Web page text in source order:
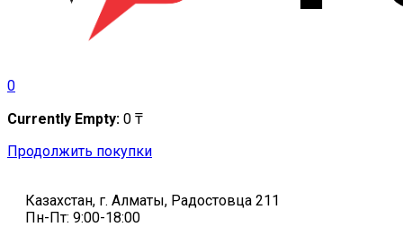
0
Currently Empty: 0 ₸
Продолжить покупки
Казахстан, г. Алматы, Радостовца 211
Пн-Пт: 9:00-18:00